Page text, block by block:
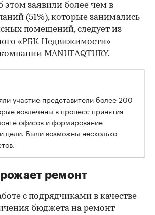
этом заявили более чем в
(51%), которые занимались
помещений, следует из
«РБК Недвижимости»
MANUFAQTURY.
участие представители более 200
вовлечены в процесс принятия
офисов и формирование
цели. Были возможны несколько
ремонт
с подрядчиками в качестве
бюджета на ремонт